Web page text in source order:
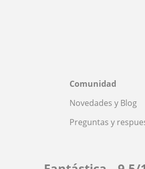
Comunidad
Novedades y Blog
Preguntas y